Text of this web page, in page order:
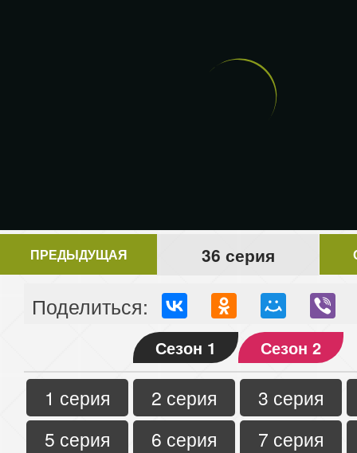
ПРЕДЫДУЩАЯ 36 серия
Поделиться:
Сезон 1 Сезон 2
1 серия 2 серия
3 серия
5 серия
6 серия
7 серия